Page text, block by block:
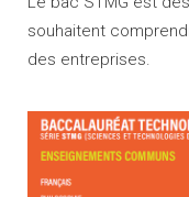
souhaitent
des entreprises.